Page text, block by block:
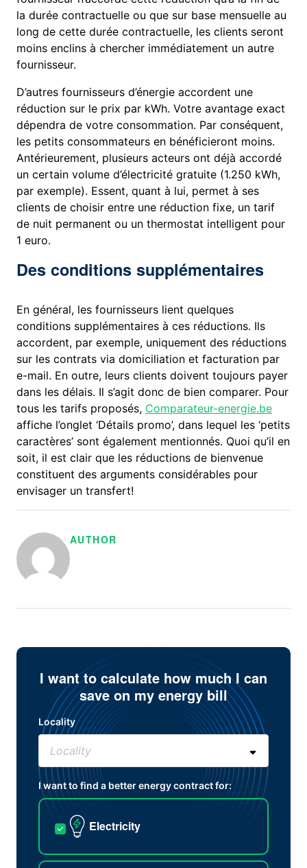
la durée contractuelle ou que sur base mensuelle au
long de cette durée contractuelle, les clients seront
moins enclins à chercher immédiatement un autre
fournisseur.
D’autres fournisseurs d’énergie accordent une
réduction sur le prix par kWh. Votre avantage exact
dépendra de votre consommation. Par conséquent,
les petits consommateurs en bénéficieront moins.
Antérieurement, plusieurs acteurs ont déjà accordé
un certain volume d’électricité gratuite (1.250 kWh,
par exemple). Essent, quant à lui, permet à ses
clients de choisir entre une réduction fixe, un tarif
de nuit permanent ou un thermostat intelligent pour
1 euro.
Des conditions supplémentaires
En général, les fournisseurs lient quelques
conditions supplémentaires à ces réductions. Ils
accordent, par exemple, uniquement des réductions
sur les contrats via domiciliation et facturation par
e-mail. En outre, leurs clients doivent toujours payer
dans les délais. Il s’agit donc de bien comparer. Pour
tous les tarifs proposés, Comparateur-energie.be
affiche l’onglet ‘Détails promo’, dans lequel les ‘petits
caractères’ sont également mentionnés. Quoi qu’il en
soit, il est clair que les réductions de bienvenue
constituent des arguments considérables pour
envisager un transfert!
AUTHOR
I want to calculate how much I can
save on my energy bill
Locality
I want to find a better energy contract for:
Electricity